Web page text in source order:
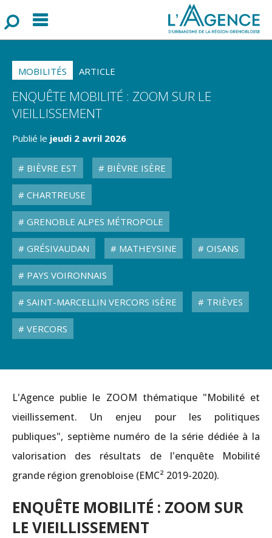
Menu
MOBILITÉS ARTICLE
ENQUÊTE MOBILITÉ : ZOOM SUR LE
VIEILLISSEMENT
Publié le jeudi 2 avril 2026
BIÈVRE EST BIÈVRE ISÈRE
CHARTREUSE
GRENOBLE ALPES MÉTROPOLE
GRÉSIVAUDAN MATHEYSINE OISANS
PAYS VOIRONNAIS
SAINT-MARCELLIN VERCORS ISÈRE TRIÈVES
VERCORS
L'Agence publie le ZOOM thématique "Mobilité et
vieillissement. Un enjeu pour les politiques
publiques", septième numéro de la série dédiée à la
valorisation des résultats de l'enquête Mobilité
grande région grenobloise (EMC² 2019-2020).
ENQUÊTE MOBILITÉ : ZOOM SUR
LE VIEILLISSEMENT